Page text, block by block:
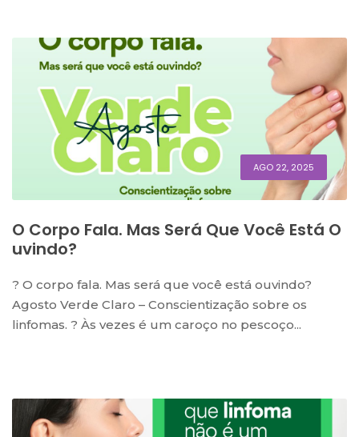
AGO 22, 2025
O Corpo Fala. Mas Será Que Você Está O
Uvindo?
? O corpo fala. Mas será que você está ouvindo?
Agosto Verde Claro – Conscientização sobre os
linfomas. ? Às vezes é um caroço no pescoço...